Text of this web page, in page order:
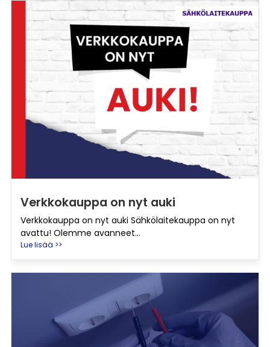
Verkkokauppa on nyt auki
Verkkokauppa on nyt auki Sähkölaitekauppa on nyt
avattu! Olemme avanneet...
Lue lisää >>